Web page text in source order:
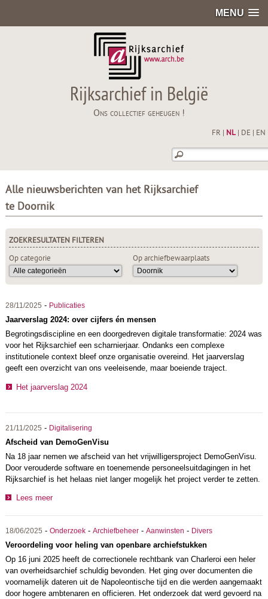
MENU
Rijksarchief in België
Ons collectief geheugen !
FR NL| DE EN
Alle nieuwsberichten van het Rijksarchief
te Doornik
ZOEKRESULTATEN FILTEREN
Op categorie
Op archiefbewaarplaats
28/11/2025 - Publicaties
Jaarverslag 2024: over cijfers én mensen
Begrotingsdiscipline en een doorgedreven digitale transformatie: 2024 was
voor het Rijksarchief een scharnierjaar. Ondanks een complexe
institutionele context bleef onze organisatie overeind. Het jaarverslag
geeft een overzicht van ons veeleisende, maar boeiende traject.
Het jaarverslag 2024
21/11/2025 - Digitalisering
Afscheid van DemoGenVisu
Na 18 jaar nemen we afscheid van het vrijwilligersproject DemoGenVisu.
Door verouderde software en toenemende personeelsuitdagingen in het
Rijksarchief is het helaas niet langer mogelijk het project verder te zetten.
Lees meer
18/06/2025 - Onderzoek- Archiefbeheer- Aanwinsten - Divers
Veroordeling voor heling van openbare archiefstukken
Op 16 juni 2025 heeft de correctionele rechtbank van Charleroi een heler
van overheidsarchief schuldig bevonden. Het ging over documenten die
voornamelijk dateren uit de Napoleontische tijd en die werden aangemaakt
door hogere ambtenaren en officieren. Het onderzoek dat werd gevoerd na